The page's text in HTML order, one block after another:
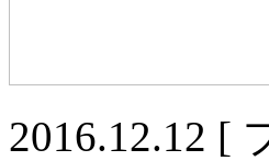
2016.12.12 [